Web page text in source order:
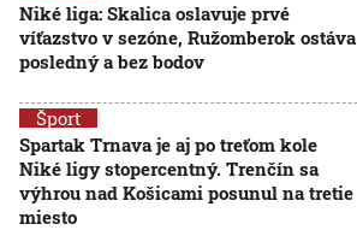
Niké liga: Skalica oslavuje prvé
víťazstvo v sezóne, Ružomberok ostáva
posledný a bez bodov
Šport
Spartak Trnava je aj po treťom kole
Niké ligy stopercentný. Trenčín sa
výhrou nad Košicami posunul na tretie
miesto